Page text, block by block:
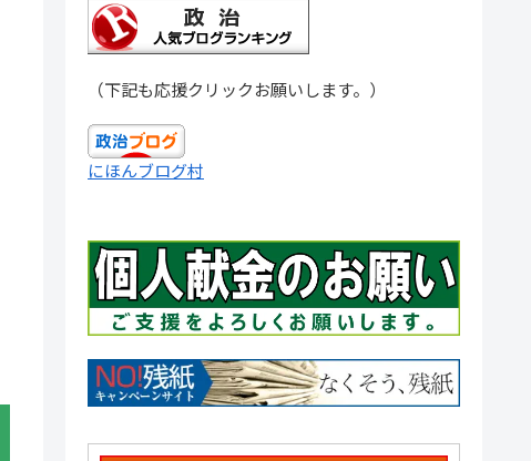
（下記も応援クリックお願いします。）
にほんブログ村